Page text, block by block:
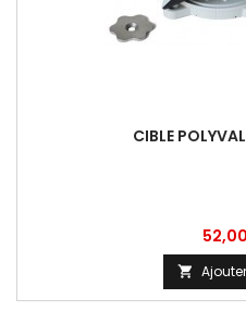
CIBLE
Prix
